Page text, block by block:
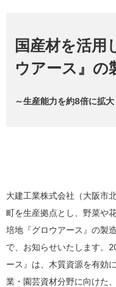
国産材を活用
ウアース』の
～生産能力を約8倍に拡
大建工業株式会社（大阪市
町を生産拠点とし、野菜や
培地『グロウアース』の製
で、お知らせいたします。
ース』は、木質資源を有効
業・園芸資材分野に向けた